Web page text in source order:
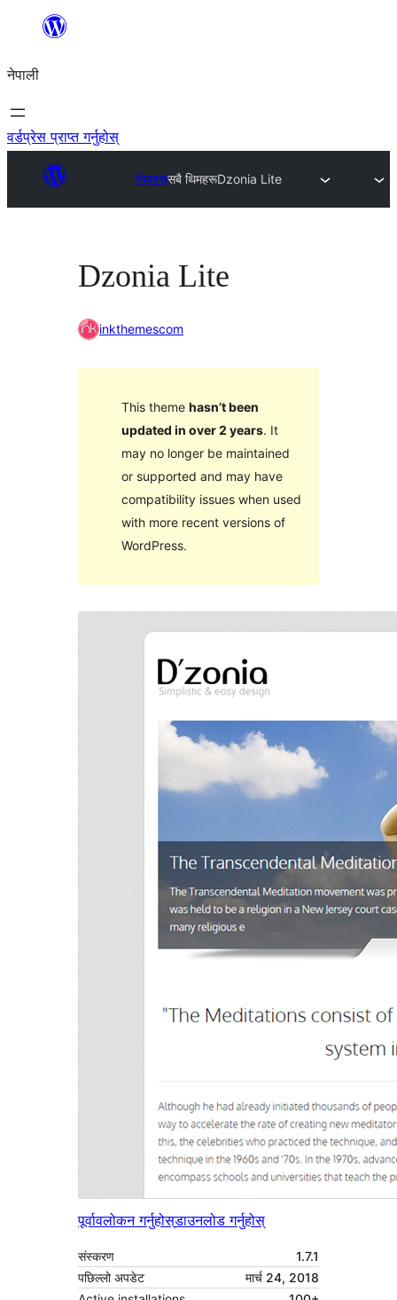
सामग्रीमा
नेपाली
वर्डप्रेस प्राप्त गर्नुहोस्
थिमहरूसबै थिमहरूDzonia Lite
Dzonia Lite
inkthemescom
This theme hasn’t been
updated in over 2 years. It
may no longer be maintained
or supported and may have
compatibility issues when used
with more recent versions of
WordPress.
पूर्वावलोकन गर्नुहोस्डाउनलोड गर्नुहोस्
संस्करण
1.7.1
पछिल्लो अपडेट
मार्च 24, 2018